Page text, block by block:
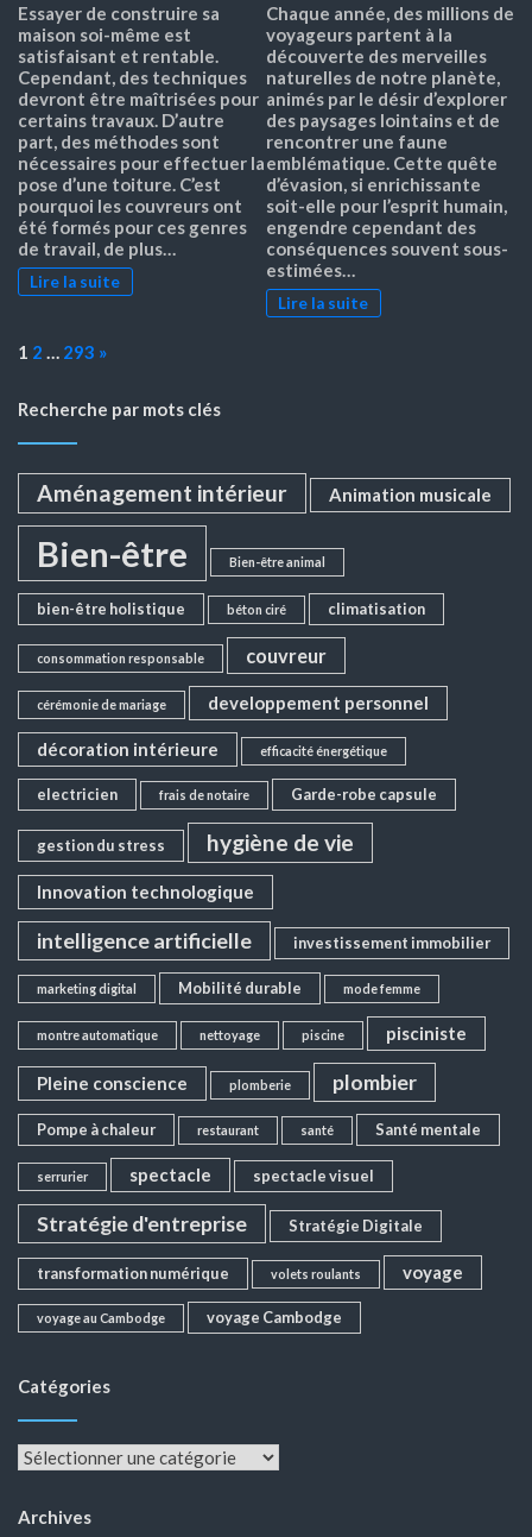
Essayer de construire sa
maison soi-même est
satisfaisant et rentable.
Cependant, des techniques
devront être maîtrisées pour
certains travaux. D’autre
part, des méthodes sont
nécessaires pour effectuer la
pose d’une toiture. C’est
pourquoi les couvreurs ont
été formés pour ces genres
de travail, de plus…
Lire la suite
Chaque année, des millions de
voyageurs partent à la
découverte des merveilles
naturelles de notre planète,
animés par le désir d’explorer
des paysages lointains et de
rencontrer une faune
emblématique. Cette quête
d’évasion, si enrichissante
soit-elle pour l’esprit humain,
engendre cependant des
conséquences souvent sous-
estimées…
Lire la suite
Page:
1 2 293 Next
»
Recherche par mots clés
Aménagement intérieur Animation musicale
Bien-être Bien-être animal
bien-être holistique béton ciré climatisation
consommation responsable couvreur
cérémonie de mariage developpement personnel
décoration intérieure efficacité énergétique
electricien frais de notaire Garde-robe capsule
gestion du stress hygiène de vie
Innovation technologique
intelligence artificielle investissement immobilier
marketing digital Mobilité durable mode femme
montre automatique nettoyage piscine pisciniste
Pleine conscience plomberie plombier
Pompe à chaleur restaurant santé Santé mentale
serrurier spectacle spectacle visuel
Stratégie d'entreprise Stratégie Digitale
transformation numérique volets roulants voyage
voyage au Cambodge voyage Cambodge
Catégories
Catégories
Archives